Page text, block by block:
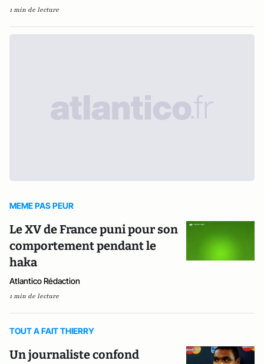
1 min de lecture
MEME PAS PEUR
Le XV de France puni pour son
comportement pendant le
haka
Atlantico Rédaction
1 min de lecture
TOUT A FAIT THIERRY
Un journaliste confond